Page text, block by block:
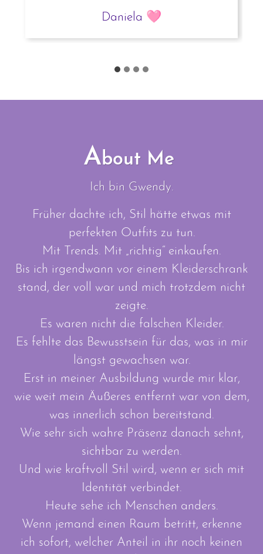
Daniela 🩷
About Me
Ich bin Gwendy.
Früher dachte ich, Stil hätte etwas mit
perfekten Outfits zu tun.
Mit Trends. Mit „richtig“ einkaufen.
Bis ich irgendwann vor einem Kleiderschrank
stand, der voll war und mich trotzdem nicht
zeigte.
Es waren nicht die falschen Kleider.
Es fehlte das Bewusstsein für das, was in mir
längst gewachsen war.
Erst in meiner Ausbildung wurde mir klar,
wie weit mein Äußeres entfernt war von dem,
was innerlich schon bereitstand.
Wie sehr sich wahre Präsenz danach sehnt,
sichtbar zu werden.
Und wie kraftvoll Stil wird, wenn er sich mit
Identität verbindet.
Heute sehe ich Menschen anders.
Wenn jemand einen Raum betritt, erkenne
ich sofort, welcher Anteil in ihr noch keinen